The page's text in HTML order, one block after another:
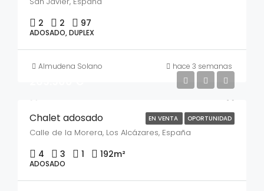
2 2 97
ADOSADO, DUPLEX
Almudena Solano hace 3 semanas
EN VENTA OPORTUNIDAD
Chalet adosado
Calle de la Morera, Los Alcázares, España
4 3 1 192m²
ADOSADO